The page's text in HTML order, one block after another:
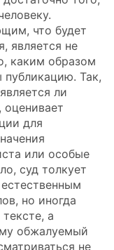
что будет
является не
каким образом
публикацию. Так,
ли
оценивает
для
или особые
суд толкует
но иногда
а
обжалуемый
не